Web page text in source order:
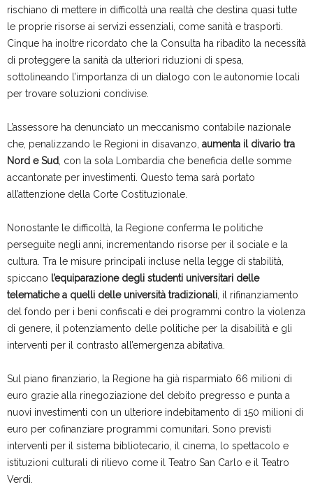
rischiano di mettere in difficoltà una realtà che destina quasi tutte
le proprie risorse ai servizi essenziali, come sanità e trasporti.
Cinque ha inoltre ricordato che la Consulta ha ribadito la necessità
di proteggere la sanità da ulteriori riduzioni di spesa,
sottolineando l’importanza di un dialogo con le autonomie locali
per trovare soluzioni condivise.
L’assessore ha denunciato un meccanismo contabile nazionale
che, penalizzando le Regioni in disavanzo, aumenta il divario tra
Nord e Sud, con la sola Lombardia che beneficia delle somme
accantonate per investimenti. Questo tema sarà portato
all’attenzione della Corte Costituzionale.
Nonostante le difficoltà, la Regione conferma le politiche
perseguite negli anni, incrementando risorse per il sociale e la
cultura. Tra le misure principali incluse nella legge di stabilità,
spiccano l’equiparazione degli studenti universitari delle
telematiche a quelli delle università tradizionali, il rifinanziamento
del fondo per i beni confiscati e dei programmi contro la violenza
di genere, il potenziamento delle politiche per la disabilità e gli
interventi per il contrasto all’emergenza abitativa.
Sul piano finanziario, la Regione ha già risparmiato 66 milioni di
euro grazie alla rinegoziazione del debito pregresso e punta a
nuovi investimenti con un ulteriore indebitamento di 150 milioni di
euro per cofinanziare programmi comunitari. Sono previsti
interventi per il sistema bibliotecario, il cinema, lo spettacolo e
istituzioni culturali di rilievo come il Teatro San Carlo e il Teatro
Verdi.